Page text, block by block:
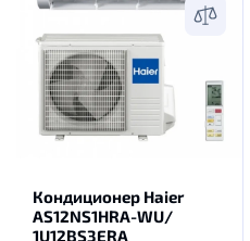
Кондиционер Haier
AS12NS1HRA-WU/
1U12BS3ERA